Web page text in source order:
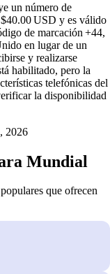
un número de
USD y es válido
de marcación +44,
en lugar de un
y realizarse
habilitado, pero la
telefónicas del
la disponibilidad
2026
Mundial
que ofrecen